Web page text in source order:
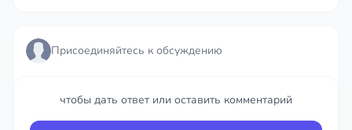
Войти
Присоединяйтесь к обсуждению
чтобы дать ответ или оставить комментарий